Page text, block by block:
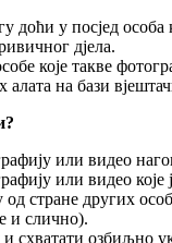
доћи у посјед
дјела.
које такве
на бази
или видео
или видео
стране других
и слично).
и схватати озбиљно